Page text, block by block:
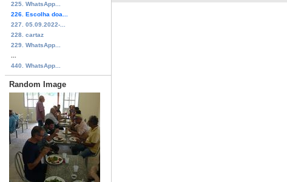
225. WhatsApp...
226. Escolha doa...
227. 05.09.2022-...
228. cartaz
229. WhatsApp...
440. WhatsApp...
Random Image